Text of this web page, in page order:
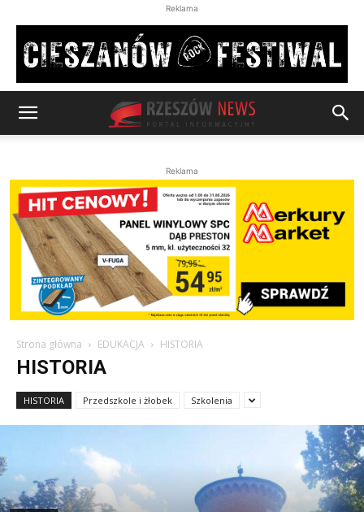
Reklama
Reklama
Strona główna EDUKACJA HISTORIA
HISTORIA
HISTORIA Przedszkole i żłobek Szkolenia